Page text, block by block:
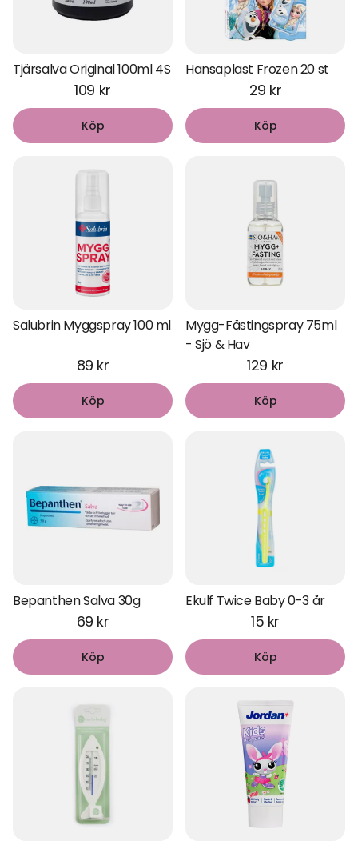
Tjärsalva Original 100ml 4S
109 kr
Köp
Hansaplast Frozen 20 st
29 kr
Köp
Salubrin Myggspray 100 ml
89 kr
Köp
Mygg-Fästingspray 75ml
- Sjö & Hav
129 kr
Köp
Bepanthen Salva 30g
69 kr
Köp
Ekulf Twice Baby 0-3 år
15 kr
Köp